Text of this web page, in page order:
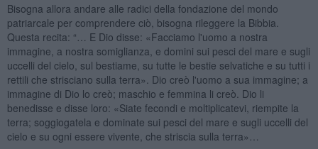
Bisogna allora andare alle radici della fondazione del mondo
patriarcale per comprendere ciò, bisogna rileggere la Bibbia.
Questa recita: “… E Dio disse: «Facciamo l'uomo a nostra
immagine, a nostra somiglianza, e domini sui pesci del mare e sugli
uccelli del cielo, sul bestiame, su tutte le bestie selvatiche e su tutti i
rettili che strisciano sulla terra». Dio creò l'uomo a sua immagine; a
immagine di Dio lo creò; maschio e femmina li creò. Dio li
benedisse e disse loro: «Siate fecondi e moltiplicatevi, riempite la
terra; soggiogatela e dominate sui pesci del mare e sugli uccelli del
cielo e su ogni essere vivente, che striscia sulla terra»…